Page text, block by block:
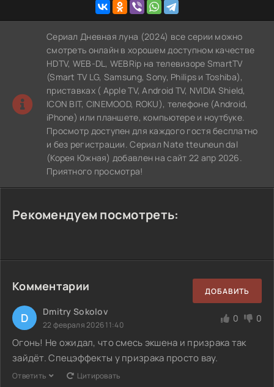
Сериал Дневная луна (2024) все серии можно
смотреть онлайн в хорошем доступном качестве
HDTV, WEB-DL, WEBRip на телевизоре SmartTV
(Smart TV LG, Samsung, Sony, Philips и Toshiba),
приставках ( Apple TV, Android TV, NVIDIA Shield,
ICON BIT, CINEMOOD, ROKU), телефоне (Android,
iPhone) или планшете, компьютере и ноутбуке.
Просмотр доступен для каждого гостя бесплатно
и без регистрации. Сериал Nate tteuneun dal
(Корея Южная) добавлен на сайт 22 апр 2026.
Приятного просмотра!
Рекомендуем посмотреть:
Комментарии ДОБАВИТЬ
D Dmitry Sokolov
22 февраля 2026 11:40
0 0
Огонь! Не ожидал, что смесь экшена и призрака так
зайдёт. Спецэффекты у призрака просто вау.
Ответить Цитировать